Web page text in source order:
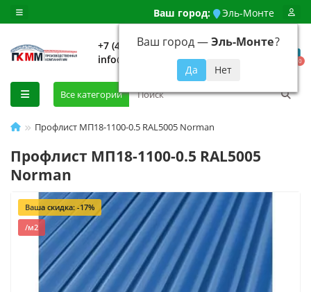
Ваш город: Эль-Монте
Ваш город —Эль-Монте?
+7 (499) 648-92-94
info@evroshtaketnikmoskva.ru
0
Все категории
Профлист МП18-1100-0.5 RAL5005 Norman
Профлист МП18-1100-0.5 RAL5005
Norman
Ваша скидка: -17%
/м2